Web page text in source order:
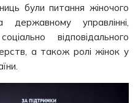
були питання жіночого
управлінні,
відповідального
а також ролі жінок у